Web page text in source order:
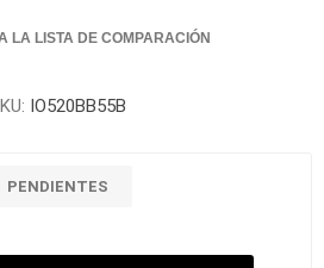
LA LISTA DE COMPARACIÓN
IO520BB55B
PENDIENTES